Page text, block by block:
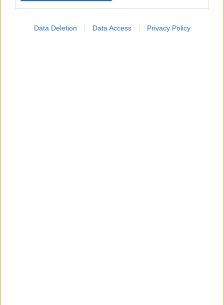
Data Deletion Data Access Privacy Policy